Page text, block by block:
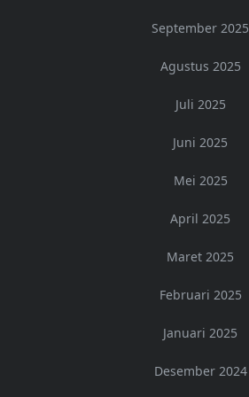
September 2025
Agustus 2025
Juli 2025
Juni 2025
Mei 2025
April 2025
Maret 2025
Februari 2025
Januari 2025
Desember 2024